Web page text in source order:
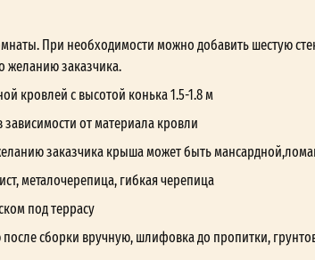
При необходимости можно добавить шестую
желанию заказчика.
кровлей с высотой конька 1.5-1.8 м
от материала кровли
заказчика крыша может быть
металочерепица, гибкая черепица
под террасу
сборки вручную, шлифовка до пропитки,